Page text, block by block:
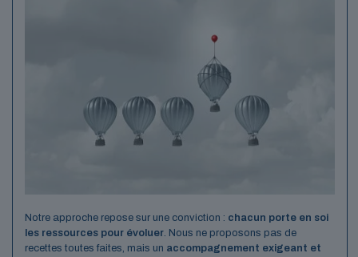
Notre approche repose sur une conviction : chacun porte en soi
les ressources pour évoluer. Nous ne proposons pas de
recettes toutes faites, mais un accompagnement exigeant et